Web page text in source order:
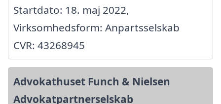
Startdato: 18. maj 2022,
Virksomhedsform: Anpartsselskab
CVR: 43268945
Advokathuset Funch & Nielsen
Advokatpartnerselskab